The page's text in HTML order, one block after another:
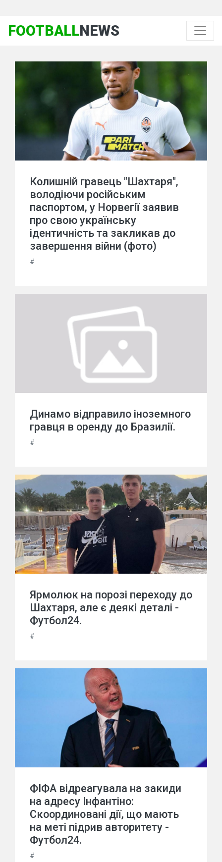
FOOTBALLNEWS
Колишній гравець "Шахтаря",
володіючи російським
паспортом, у Норвегії заявив
про свою українську
ідентичність та закликав до
завершення війни (фото)
#
Динамо відправило іноземного
гравця в оренду до Бразилії.
#
Ярмолюк на порозі переходу до
Шахтаря, але є деякі деталі -
Футбол24.
#
ФІФА відреагувала на закиди
на адресу Інфантіно:
Скоординовані дії, що мають
на меті підрив авторитету -
Футбол24.
#